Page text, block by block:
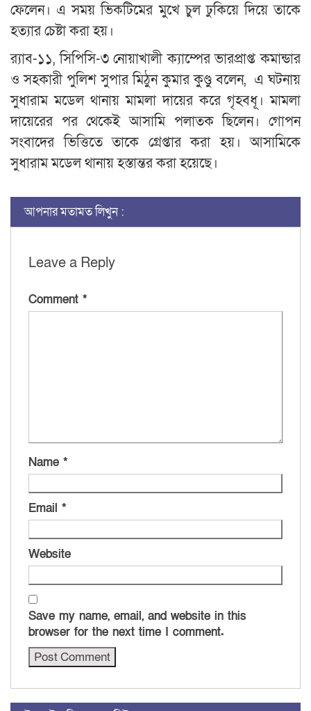
ফেলেন। এ সময় ভিকটিমের মুখে চুল ঢুকিয়ে দিয়ে তাকে
হত্যার চেষ্টা করা হয়।
র‍্যাব-১১, সিপিসি-৩ নোয়াখালী ক্যাম্পের ভারপ্রাপ্ত কমান্ডার
ও সহকারী পুলিশ সুপার মিঠুন কুমার কুণ্ডু বলেন, এ ঘটনায়
সুধারাম মডেল থানায় মামলা দায়ের করে গৃহবধূ। মামলা
দায়েরের পর থেকেই আসামি পলাতক ছিলেন। গোপন
সংবাদের ভিত্তিতে তাকে গ্রেপ্তার করা হয়। আসামিকে
সুধারাম মডেল থানায় হস্তান্তর করা হয়েছে।
আপনার মতামত লিখুন :
Leave a Reply
Comment *
Name *
Email *
Website
Save my name, email, and website in this
browser for the next time I comment.